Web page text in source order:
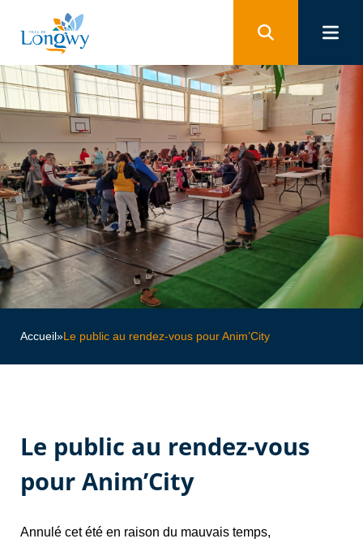
Accueil»Le public au rendez-vous pour Anim’City
Le public au rendez-vous
pour Anim’City
Annulé cet été en raison du mauvais temps,
Panneau de gestion des cookies